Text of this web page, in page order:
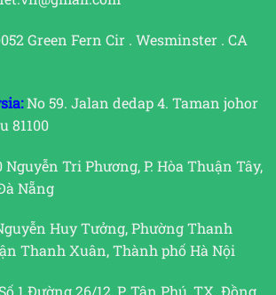
Green Fern Cir . Wesminster . CA
No 59. Jalan dedap 4. Taman johor
81100
Nguyễn Tri Phương, P. Hòa Thuận Tây,
Nẵng
Huy Tưởng, Phường Thanh
Thanh Xuân, Thành phố Hà Nội
1 Đường 26/12, P. Tân Phú, TX. Đồng